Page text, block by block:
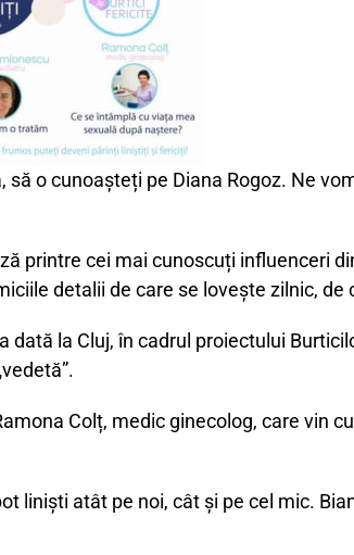
o cunoașteți pe Diana Rogoz. Ne
printre cei mai cunoscuți influenceri
detalii de care se lovește zilnic, de
la Cluj, în cadrul proiectului
Colț, medic ginecolog, care vin
liniști atât pe noi, cât și pe cel mic.